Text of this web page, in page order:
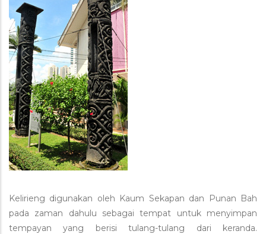
Kelirieng digunakan oleh Kaum Sekapan dan Punan Bah
pada zaman dahulu sebagai tempat untuk menyimpan
tempayan yang berisi tulang-tulang dari keranda.